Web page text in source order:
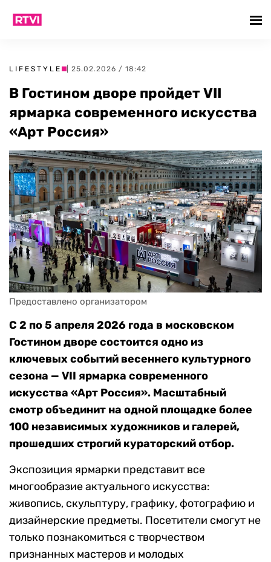
LIFESTYLE | 25.02.2026 / 18:42
В Гостином дворе пройдет VII
ярмарка современного искусства
«Арт Россия»
Предоставлено организатором
С 2 по 5 апреля 2026 года в московском
Гостином дворе состоится одно из
ключевых событий весеннего культурного
сезона — VII ярмарка современного
искусства «Арт Россия». Масштабный
смотр объединит на одной площадке более
100 независимых художников и галерей,
прошедших строгий кураторский отбор.
Экспозиция ярмарки представит все
многообразие актуального искусства:
живопись, скульптуру, графику, фотографию и
дизайнерские предметы. Посетители смогут не
только познакомиться с творчеством
признанных мастеров и молодых